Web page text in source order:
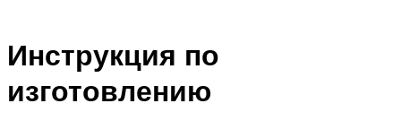
Инструкция по
изготовлению